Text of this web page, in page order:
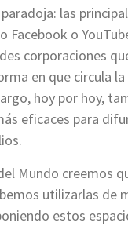
las
Facebook o
corporaciones
en que circula
hoy por hoy,
eficaces para
Mundo creemos
utilizarlas de
estos